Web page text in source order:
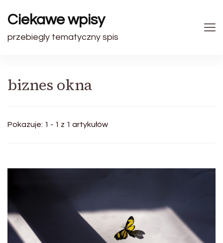
Ciekawe wpisy
przebiegly tematyczny spis
biznes okna
Pokazuje: 1 - 1 z 1 artykułów